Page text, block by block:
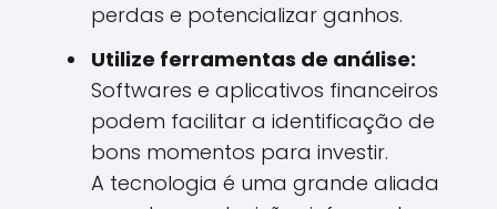
perdas e potencializar ganhos.
Utilize ferramentas de análise:
Softwares e aplicativos financeiros
podem facilitar a identificação de
bons momentos para investir.
A tecnologia é uma grande aliada